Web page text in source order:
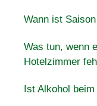
Wann ist
Was tun, wenn
Hotelzimmer
Ist Alkohol